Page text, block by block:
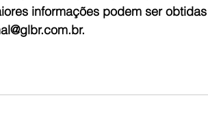
informações podem ser